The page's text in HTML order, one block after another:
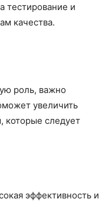
тестирование и
качества.
роль, важно
увеличить
которые следует
эффективность и